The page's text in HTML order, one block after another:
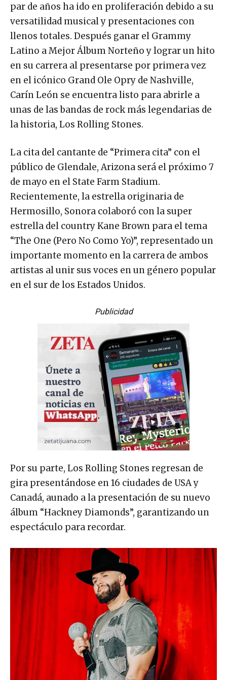
par de años ha ido en proliferación debido a su
versatilidad musical y presentaciones con
llenos totales. Después ganar el Grammy
Latino a Mejor Álbum Norteño y lograr un hito
en su carrera al presentarse por primera vez
en el icónico Grand Ole Opry de Nashville,
Carín León se encuentra listo para abrirle a
unas de las bandas de rock más legendarias de
la historia, Los Rolling Stones.
La cita del cantante de “Primera cita” con el
público de Glendale, Arizona será el próximo 7
de mayo en el State Farm Stadium.
Recientemente, la estrella originaria de
Hermosillo, Sonora colaboró con la super
estrella del country Kane Brown para el tema
“The One (Pero No Como Yo)”, representado un
importante momento en la carrera de ambos
artistas al unir sus voces en un género popular
en el sur de los Estados Unidos.
Publicidad
Por su parte, Los Rolling Stones regresan de
gira presentándose en 16 ciudades de USA y
Canadá, aunado a la presentación de su nuevo
álbum “Hackney Diamonds”, garantizando un
espectáculo para recordar.